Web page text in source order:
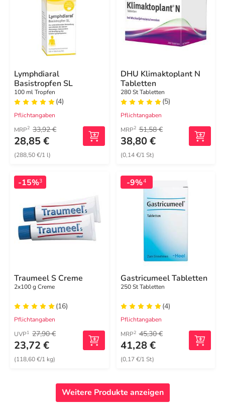
Lymphdiaral
Basistropfen SL
100 ml Tropfen
(4)
Pflichtangaben
MRP2 33,92 €
28,85 €
(288,50 €/1 l)
DHU Klimaktoplant N
Tabletten
280 St Tabletten
(5)
Pflichtangaben
MRP2 51,58 €
38,80 €
(0,14 €/1 St)
-15%3
Traumeel S Creme
2x100 g Creme
(16)
Pflichtangaben
UVP1 27,90 €
23,72 €
(118,60 €/1 kg)
-9%4
Gastricumeel Tabletten
250 St Tabletten
(4)
Pflichtangaben
MRP2 45,30 €
41,28 €
(0,17 €/1 St)
Weitere Produkte anzeigen